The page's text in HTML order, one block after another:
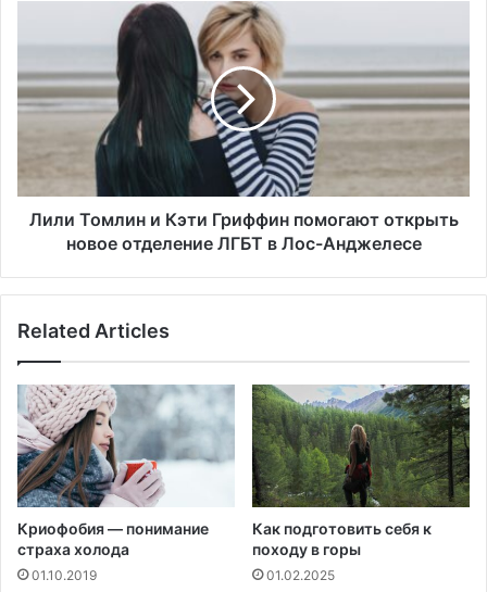
и
л
А
и
Т
и
и
ф
ф
и
н
о
м
о
Лили Томлин и Кэти Гриффин помогают открыть
новое отделение ЛГБТ в Лос-Анджелесе
Related Articles
Криофобия — понимание
страха холода
01.10.2019
Как подготовить себя к
походу в горы
01.02.2025